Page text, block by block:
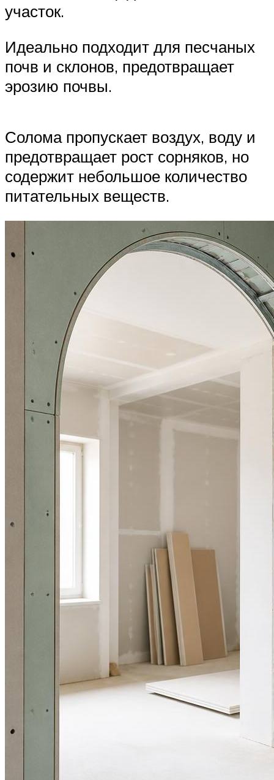
участок.
Идеально подходит для песчаных
почв и склонов, предотвращает
эрозию почвы.
Солома пропускает воздух, воду и
предотвращает рост сорняков, но
содержит небольшое количество
питательных веществ.